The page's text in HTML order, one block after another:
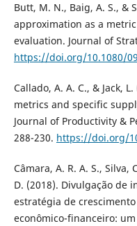
Butt, M. N., Baig, A. S., &
approximation as a
evaluation. Journal of
https://doi.org/10.1080/
Callado, A. A. C., & Jack,
metrics and specific
Journal of Productivity &
288-230. https://doi.org/
Câmara, A. R. A. S., Silva,
D. (2018). Divulgação de
estratégia de
econômico-financeiro: